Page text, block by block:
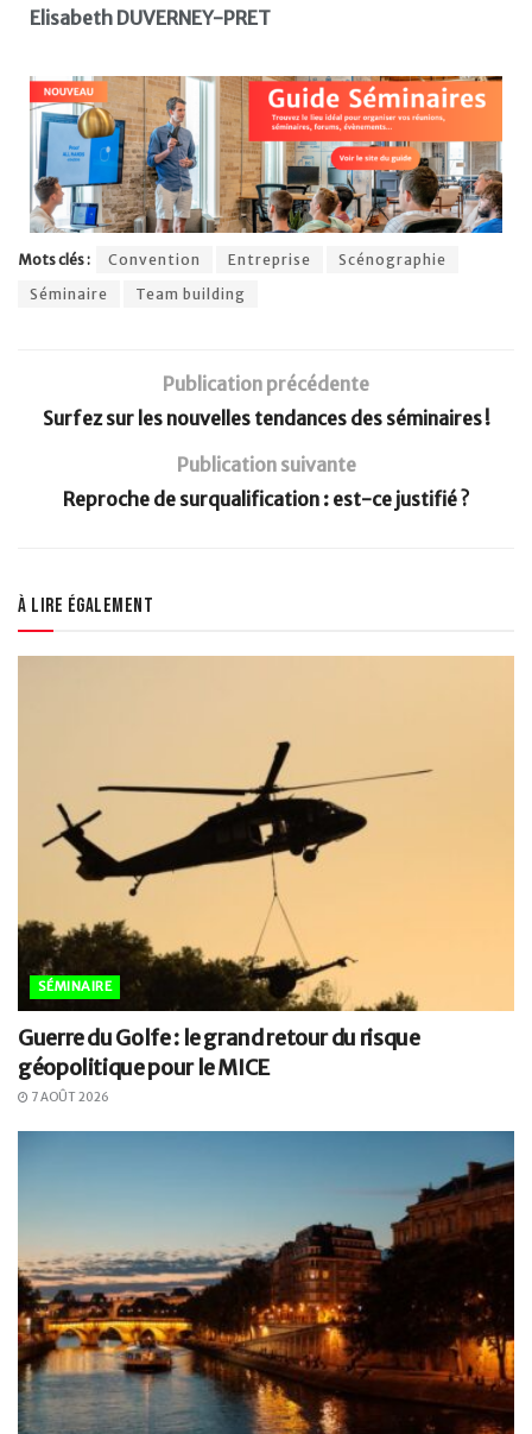
Elisabeth DUVERNEY-PRET
Mots clés : Convention Entreprise
Scénographie
Séminaire
Team building
Publication précédente
Surfez sur les nouvelles tendances des séminaires !
Publication suivante
Reproche de surqualification : est-ce justifié ?
À lire également
SÉMINAIRE
Guerre du Golfe : le grand retour du risque
géopolitique pour le MICE
7 AOÛT 2026